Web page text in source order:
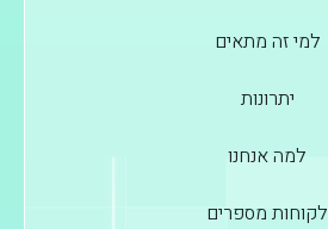
למי זה מתאים
יתרונות
למה אנחנו
לקוחות מספרים